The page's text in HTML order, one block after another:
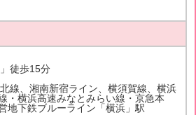
徒歩15分
線、湘南新宿ライン、横須賀線、横浜
・横浜高速みなとみらい線・京急本
地下鉄ブルーライン「横浜」駅